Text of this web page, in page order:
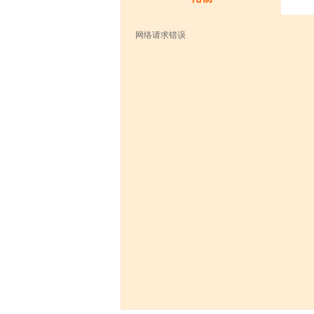
网络请求错误